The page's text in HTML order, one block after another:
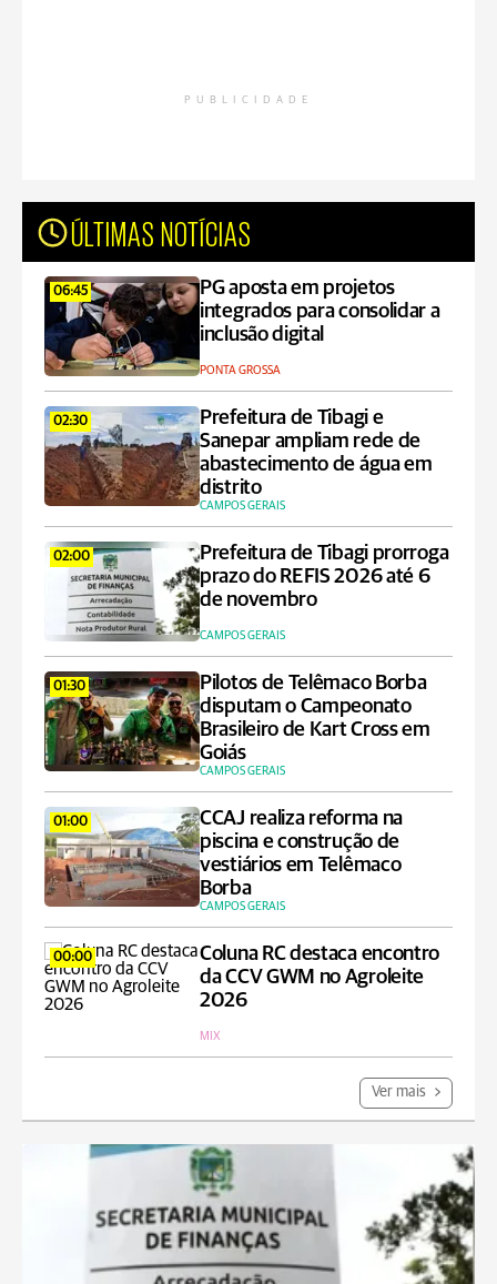
PUBLICIDADE
ÚLTIMAS NOTÍCIAS
06:45
PG aposta em projetos
integrados para consolidar a
inclusão digital
PONTA GROSSA
02:30
Prefeitura de Tibagi e
Sanepar ampliam rede de
abastecimento de água em
distrito
CAMPOS GERAIS
02:00
Prefeitura de Tibagi prorroga
prazo do REFIS 2026 até 6
de novembro
CAMPOS GERAIS
01:30
Pilotos de Telêmaco Borba
disputam o Campeonato
Brasileiro de Kart Cross em
Goiás
CAMPOS GERAIS
01:00
CCAJ realiza reforma na
piscina e construção de
vestiários em Telêmaco
Borba
CAMPOS GERAIS
00:00
Coluna RC destaca encontro
da CCV GWM no Agroleite
2026
MIX
Ver mais